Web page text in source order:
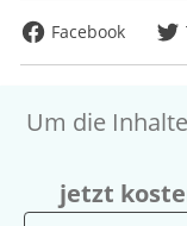
Facebook
Um die
jetzt